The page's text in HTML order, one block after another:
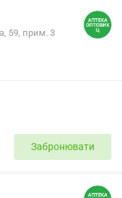
59, прим. 3
Забронювати